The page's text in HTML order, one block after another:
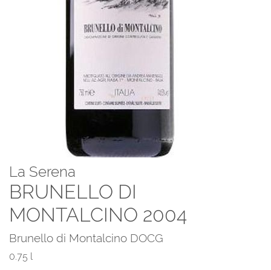
La Serena
BRUNELLO DI
MONTALCINO 2004
Brunello di Montalcino DOCG
0.75 l